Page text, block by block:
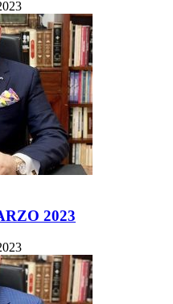
2023